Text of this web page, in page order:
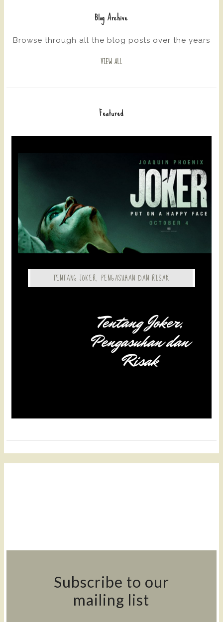
Blog Archive
Browse through all the blog posts over the years
VIEW ALL
Featured
TENTANG JOKER, PENGASUHAN DAN RISAK
Subscribe to our
mailing list